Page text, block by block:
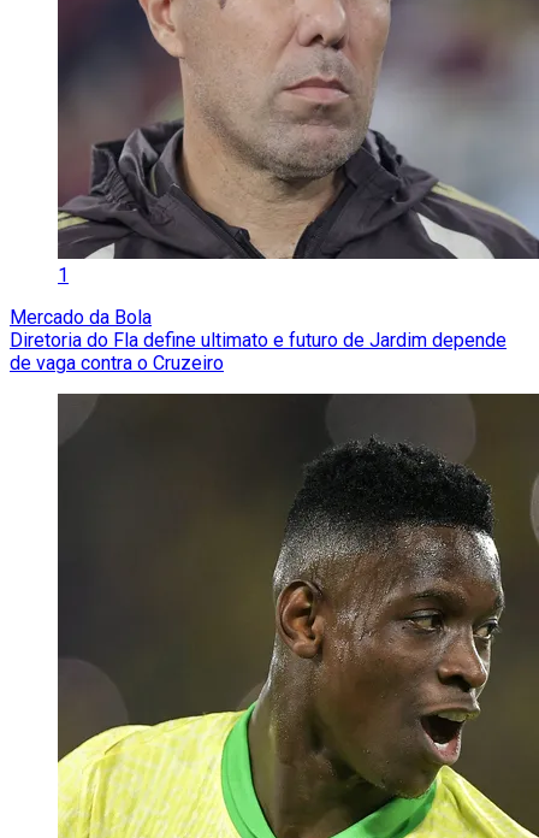
1
Mercado da Bola
Diretoria do Fla define ultimato e futuro de Jardim depende
de vaga contra o Cruzeiro